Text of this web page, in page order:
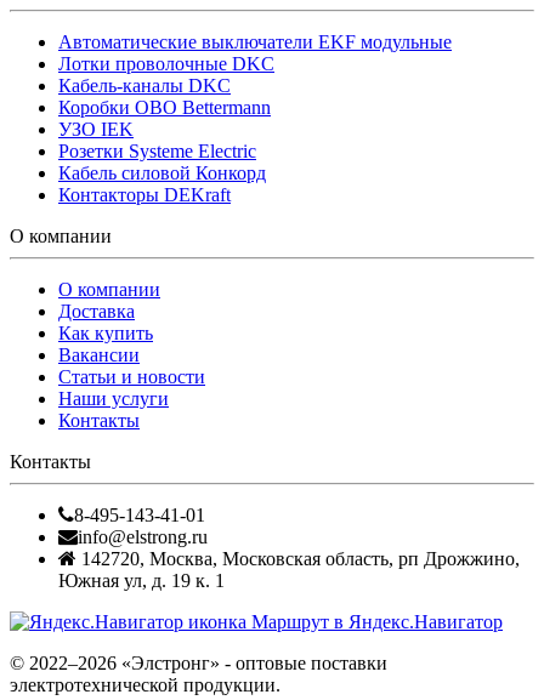
Автоматические выключатели EKF модульные
Лотки проволочные DKC
Кабель-каналы DKC
Коробки OBO Bettermann
УЗО IEK
Розетки Systeme Electric
Кабель силовой Конкорд
Контакторы DEKraft
О компании
О компании
Доставка
Как купить
Вакансии
Статьи и новости
Наши услуги
Контакты
Контакты
8-495-143-41-01
info@elstrong.ru
142720, Москва, Московская область, рп Дрожжино,
Южная ул, д. 19 к. 1
Маршрут в Яндекс.Навигатор
© 2022–2026 «Элстронг» - оптовые поставки
электротехнической продукции.